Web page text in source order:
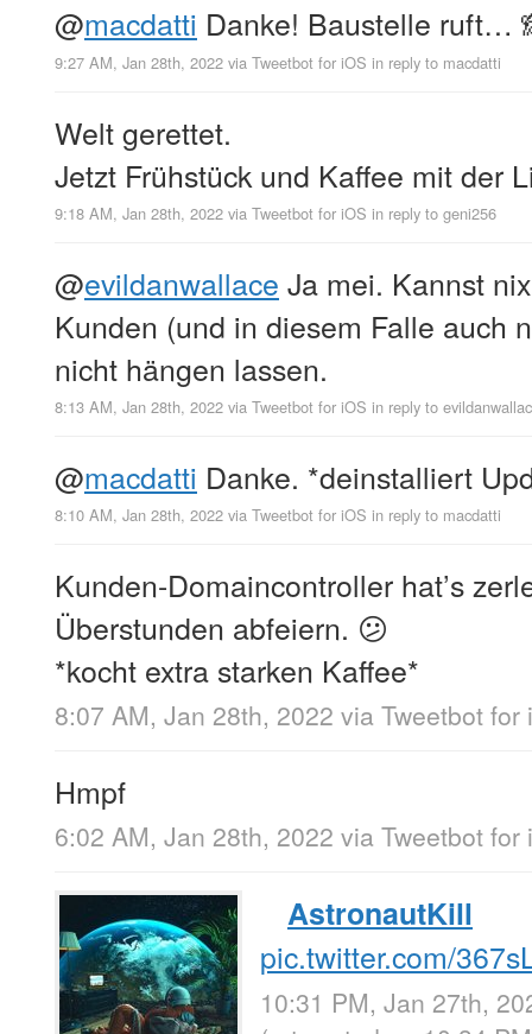
@macdatti Danke! Baustelle ruft…
9:27 AM, Jan 28th, 2022 via Tweetbot for iΟS in reply to macdatti
Welt gerettet.
Jetzt Frühstück und Kaffee mit der
9:18 AM, Jan 28th, 2022 via Tweetbot for iΟS in reply to geni256
@evildanwallace Ja mei. Kannst
Kunden (und in diesem Falle auch
nicht hängen lassen.
8:13 AM, Jan 28th, 2022 via Tweetbot for iΟS in reply to
@macdatti Danke. *deinstalliert
8:10 AM, Jan 28th, 2022 via Tweetbot for iΟS in reply to macdatti
Kunden-Domaincontroller hat’s
Überstunden abfeiern. 😕
*kocht extra starken Kaffee*
8:07 AM, Jan 28th, 2022 via Tweetbot for
Hmpf
6:02 AM, Jan 28th, 2022 via Tweetbot for
AstronautKill
pic.twitter.com/
10:31 PM, Jan 27th,